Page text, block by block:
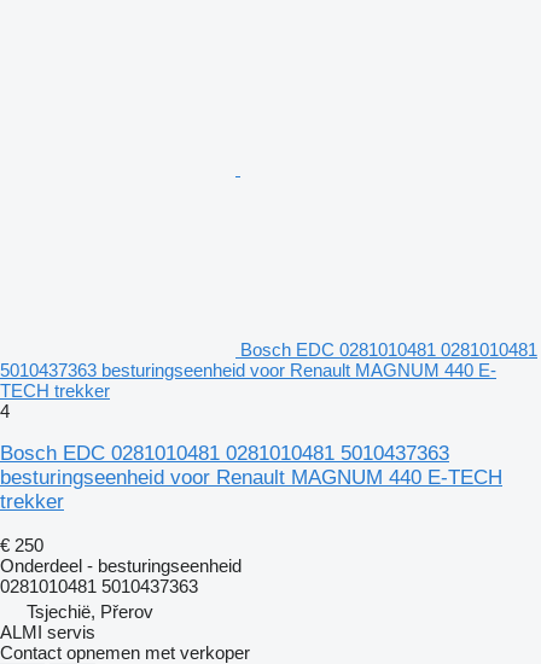
Bosch EDC 0281010481 0281010481
5010437363 besturingseenheid voor Renault MAGNUM 440 E-
TECH trekker
4
Bosch EDC 0281010481 0281010481 5010437363
besturingseenheid voor Renault MAGNUM 440 E-TECH
trekker
€ 250
Onderdeel - besturingseenheid
0281010481 5010437363
Tsjechië, Přerov
ALMI servis
Contact opnemen met verkoper